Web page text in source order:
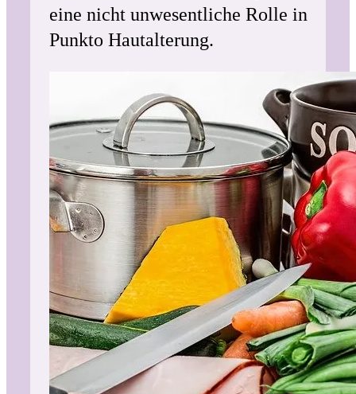
eine nicht unwesentliche Rolle in
Punkto Hautalterung.